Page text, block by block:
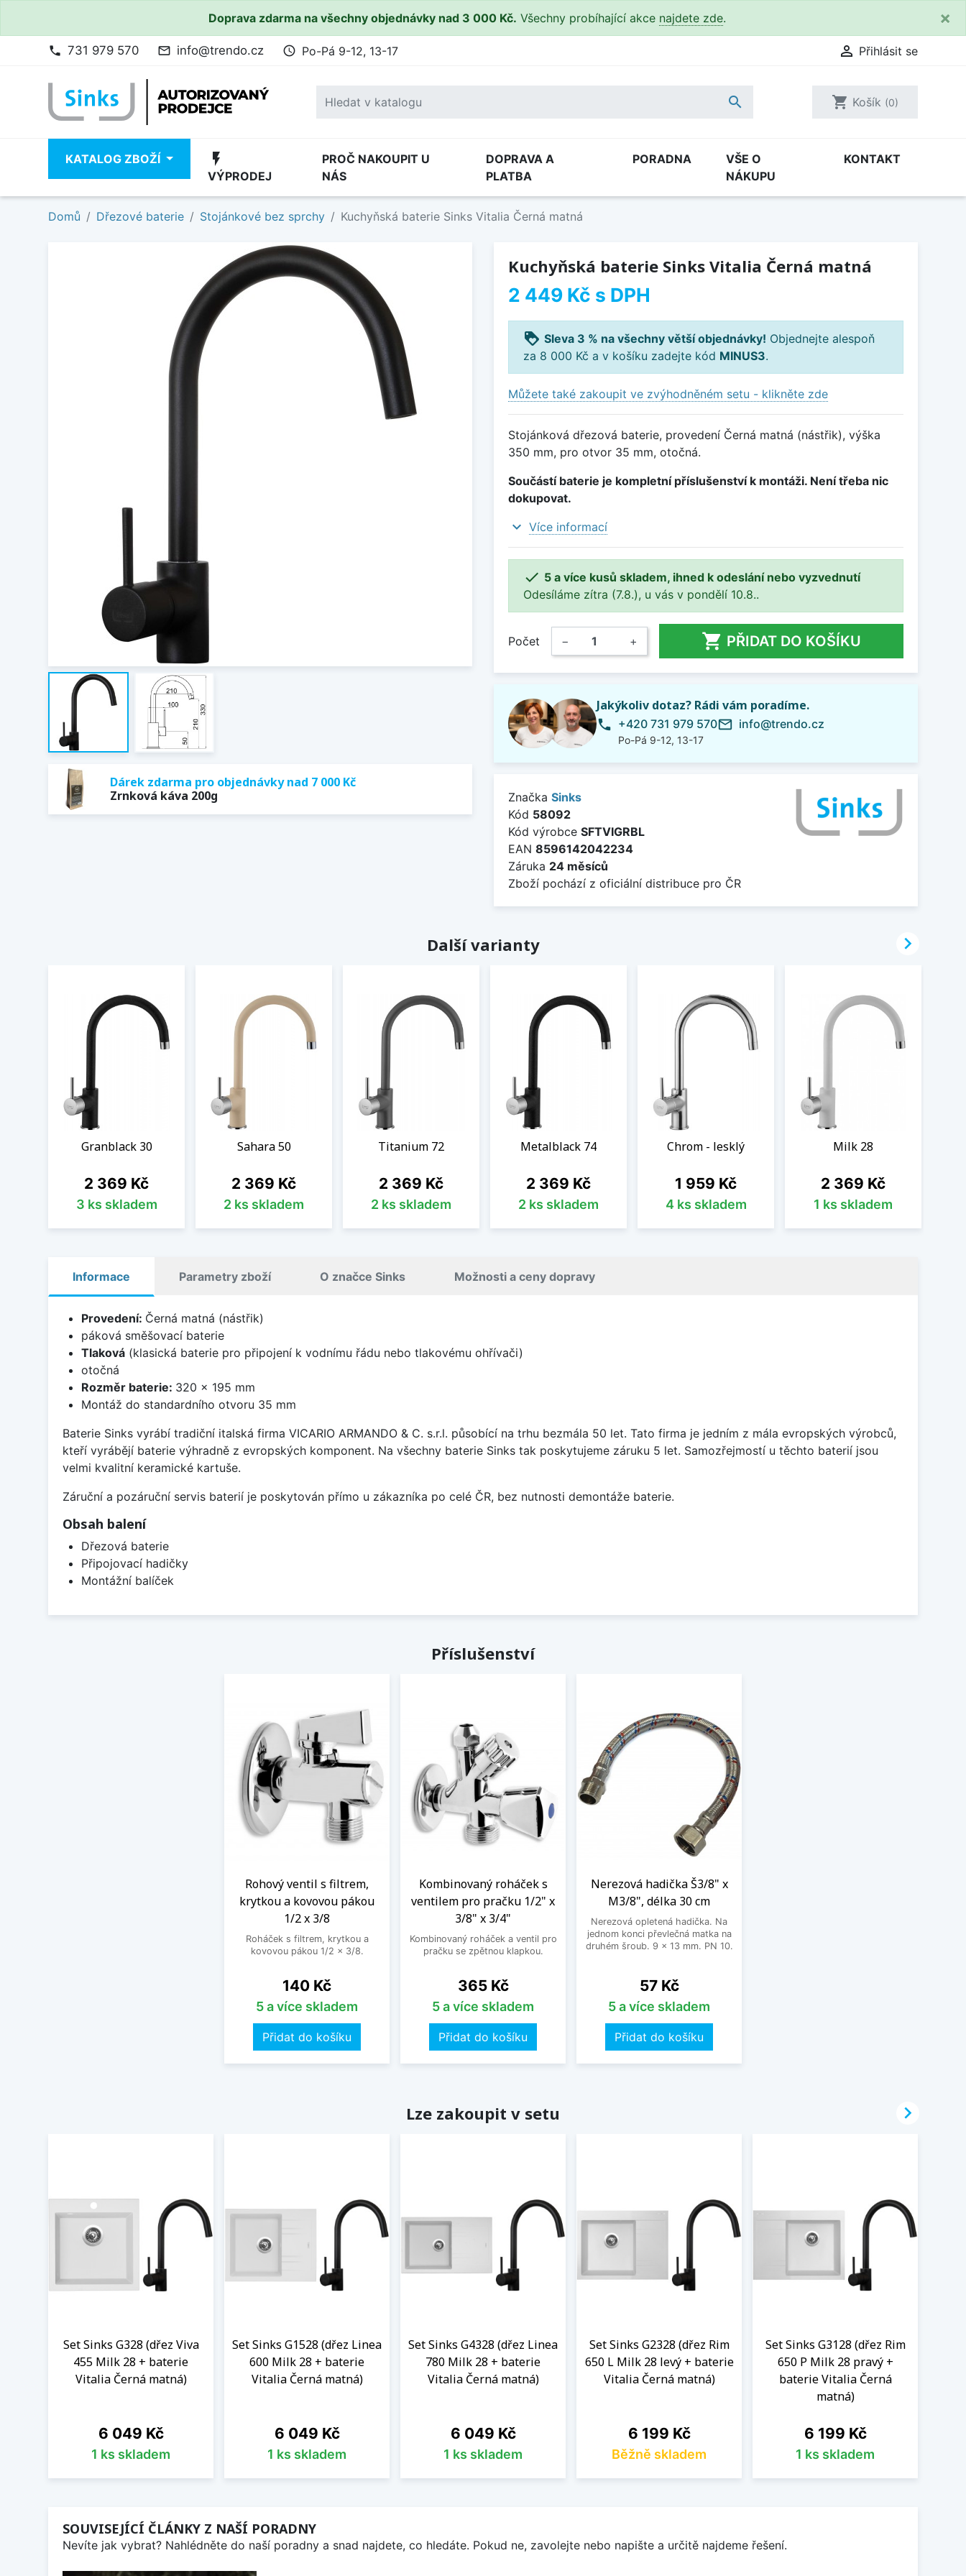
Doprava zdarma na všechny objednávky nad 3 000 Kč. Všechny probíhající akce najdete zde. ×
phone 731 979 570 mail_outline info@trendo.cz access_time Po-Pá 9-12, 13-17  Přihlásit se
 shopping_cart Košík (0)
KATALOG ZBOŽÍ flash_on
VÝPRODEJ
PROČ NAKOUPIT U
NÁS
DOPRAVA A
PLATBA
PORADNA
VŠE O
NÁKUPU
KONTAKT
Domů Dřezové baterie Stojánkové bez sprchy Kuchyňská baterie Sinks Vitalia Černá matná
Dárek zdarma pro objednávky nad 7 000 Kč
Zrnková káva 200g
Kuchyňská baterie Sinks Vitalia Černá matná
2 449 Kč s DPH
loyalty Sleva 3 % na všechny větší objednávky! Objednejte alespoň
za 8 000 Kč a v košíku zadejte kód MINUS3.
Můžete také zakoupit ve zvýhodněném setu - klikněte zde
Stojánková dřezová baterie, provedení Černá matná (nástřik), výška
350 mm, pro otvor 35 mm, otočná.
Součástí baterie je kompletní příslušenství k montáži. Není třeba nic
dokupovat.
expand_more Více informací
 5 a více kusů skladem, ihned k odeslání nebo vyzvednutí
Odesíláme zítra (7.8.), u vás v pondělí 10.8..
Počet − +  PŘIDAT DO KOŠÍKU
Jakýkoliv dotaz? Rádi vám poradíme.
phone +420 731 979 570
Po-Pá 9-12, 13-17
mail_outline info@trendo.cz
Značka Sinks
Kód 58092
Kód výrobce SFTVIGRBL
EAN 8596142042234
Záruka 24 měsíců
Zboží pochází z oficiální distribuce pro ČR
Další varianty
Granblack 30
Cena
2 369 Kč
3 ks skladem
Sahara 50
Cena
2 369 Kč
2 ks skladem
Titanium 72
Cena
2 369 Kč
2 ks skladem
Metalblack 74
Cena
2 369 Kč
2 ks skladem
Chrom - lesklý
Cena
1 959 Kč
4 ks skladem
Milk 28
Cena
2 369 Kč
1 ks skladem

Informace Parametry zboží O značce Sinks Možnosti a ceny dopravy
Provedení: Černá matná (nástřik)
páková směšovací baterie
Tlaková(klasická baterie pro připojení k vodnímu řádu nebo tlakovému ohřívači)
otočná
Rozměr baterie: 320 x 195 mm
Montáž do standardního otvoru 35 mm
Baterie Sinks vyrábí tradiční italská firma VICARIO ARMANDO & C. s.r.l. působící na trhu bezmála 50 let. Tato firma je jedním z mála evropských výrobců,
kteří vyrábějí baterie výhradně z evropských komponent. Na všechny baterie Sinks tak poskytujeme záruku 5 let. Samozřejmostí u těchto baterií jsou
velmi kvalitní keramické kartuše.
Záruční a pozáruční servis baterií je poskytován přímo u zákazníka po celé ČR, bez nutnosti demontáže baterie.
Obsah balení
Dřezová baterie
Připojovací hadičky
Montážní balíček
Příslušenství
Rohový ventil s filtrem,
krytkou a kovovou pákou
1/2 x 3/8
Roháček s filtrem, krytkou a
kovovou pákou 1/2 x 3/8.
Cena
140 Kč
5 a více skladem
Přidat do košíku
Kombinovaný roháček s
ventilem pro pračku 1/2" x
3/8" x 3/4"
Kombinovaný roháček a ventil pro
pračku se zpětnou klapkou.
Cena
365 Kč
5 a více skladem
Přidat do košíku
Nerezová hadička Š3/8" x
M3/8", délka 30 cm
Nerezová opletená hadička. Na
jednom konci převlečná matka na
druhém šroub. 9 x 13 mm. PN 10.
Cena
57 Kč
5 a více skladem
Přidat do košíku
Lze zakoupit v setu
Set Sinks G328 (dřez Viva
455 Milk 28 + baterie
Vitalia Černá matná)
Cena
6 049 Kč
1 ks skladem
Set Sinks G1528 (dřez Linea
600 Milk 28 + baterie
Vitalia Černá matná)
Cena
6 049 Kč
1 ks skladem
Set Sinks G4328 (dřez Linea
780 Milk 28 + baterie
Vitalia Černá matná)
Cena
6 049 Kč
1 ks skladem
Set Sinks G2328 (dřez Rim
650 L Milk 28 levý + baterie
Vitalia Černá matná)
Cena
6 199 Kč
Běžně skladem
Set Sinks G3128 (dřez Rim
650 P Milk 28 pravý +
baterie Vitalia Černá
matná)
Cena
6 199 Kč
1 ks skladem

SOUVISEJÍCÍ ČLÁNKY Z NAŠÍ PORADNY
Nevíte jak vybrat? Nahlédněte do naší poradny a snad najdete, co hledáte. Pokud ne, zavolejte nebo napište a určitě najdeme řešení.